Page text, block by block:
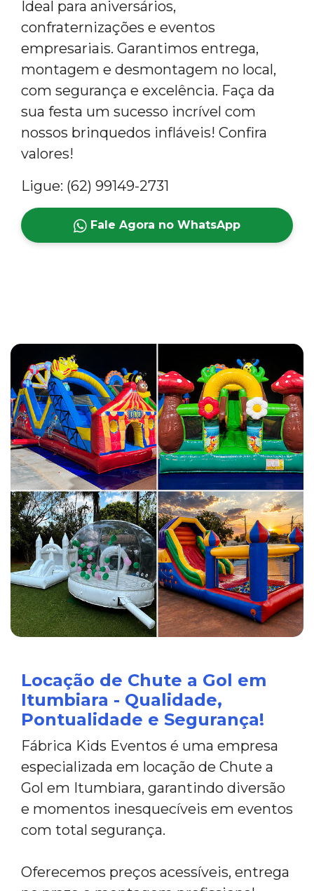
Ideal para aniversários,
confraternizações e eventos
empresariais. Garantimos entrega,
montagem e desmontagem no local,
com segurança e excelência. Faça da
sua festa um sucesso incrível com
nossos brinquedos infláveis! Confira
valores!
Ligue: (62) 99149-2731
Fale Agora no WhatsApp
Locação de Chute a Gol em
Itumbiara - Qualidade,
Pontualidade e Segurança!
Fábrica Kids Eventos é uma empresa
especializada em locação de Chute a
Gol em Itumbiara, garantindo diversão
e momentos inesquecíveis em eventos
com total segurança.
Oferecemos preços acessíveis, entrega